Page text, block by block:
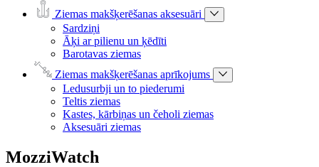
Ziemas makšķerēšanas aksesuāri
Sardziņi
Āķi ar pilienu un ķēdīti
Barotavas ziemas
Ziemas makšķerēšanas aprīkojums
Ledusurbji un to piederumi
Teltis ziemas
Kastes, kārbiņas un čeholi ziemas
Aksesuāri ziemas
MozziWatch